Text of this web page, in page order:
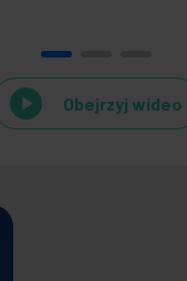
Obejrzyj wideo